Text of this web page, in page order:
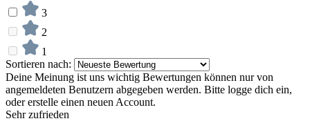
3
2
1
Sortieren nach:
Deine Meinung ist uns wichtig Bewertungen können nur von
angemeldeten Benutzern abgegeben werden. Bitte logge dich ein,
oder erstelle einen neuen Account.
Sehr zufrieden